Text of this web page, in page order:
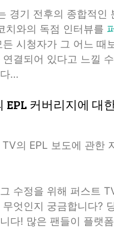
경기 전후의 종합적인
치와의 독점 인터뷰를
든 시청자가 그 어느 때
결되어 있다고 느낄
…
커버리지에 대
의 EPL 보도에 관한
수정을 위해 퍼스트
엇인지 궁금합니다?
다! 많은 팬들이 플랫